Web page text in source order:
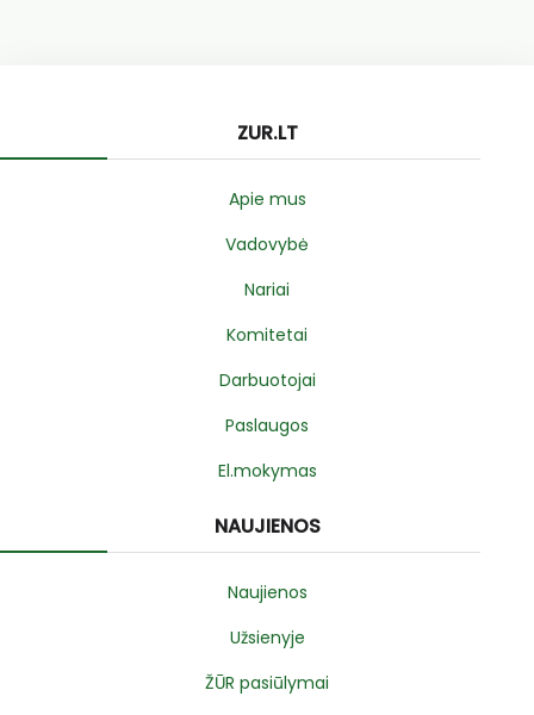
ZUR.LT
Apie mus
Vadovybė
Nariai
Komitetai
Darbuotojai
Paslaugos
El.mokymas
NAUJIENOS
Naujienos
Užsienyje
ŽŪR pasiūlymai